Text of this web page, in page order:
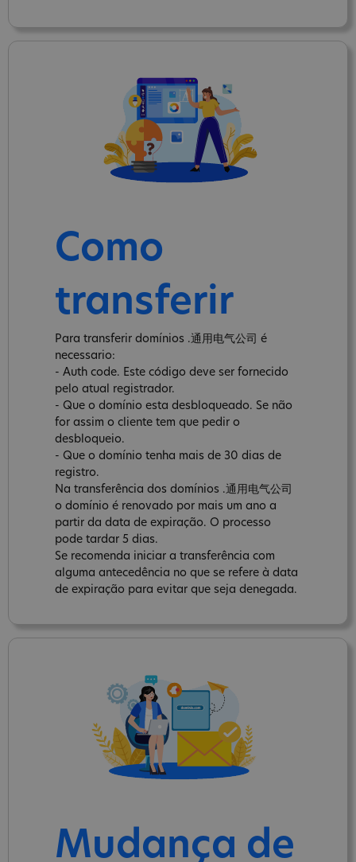
Como
transferir
Para transferir domínios .通用电气公司 é
necessario:
- Auth code. Este código deve ser fornecido
pelo atual registrador.
- Que o domínio esta desbloqueado. Se não
for assim o cliente tem que pedir o
desbloqueio.
- Que o domínio tenha mais de 30 dias de
registro.
Na transferência dos domínios .通用电气公司
o domínio é renovado por mais um ano a
partir da data de expiração. O processo
pode tardar 5 dias.
Se recomenda iniciar a transferência com
alguma antecedência no que se refere à data
de expiração para evitar que seja denegada.
Mudança de